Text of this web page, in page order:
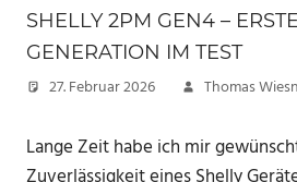
SHELLY 2PM GEN4 –
GENERATION IM TEST
27. Februar 2026 Thomas
Lange Zeit habe ich mir